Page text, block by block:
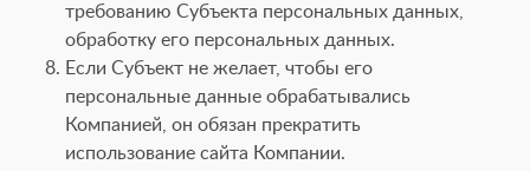
требованию Субъекта персональных данных,
обработку его персональных данных.
Если Субъект не желает, чтобы его
персональные данные обрабатывались
Компанией, он обязан прекратить
использование сайта Компании.